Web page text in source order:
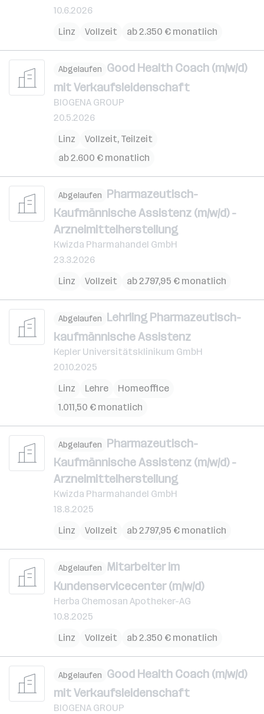
10.6.2026
Linz
Vollzeit ab 2.350 € monatlich
Abgelaufen Good Health Coach (m/w/d)
mit Verkaufsleidenschaft
BIOGENA GROUP
20.5.2026
Linz
Vollzeit, Teilzeit
ab 2.600 € monatlich
Abgelaufen Pharmazeutisch-
Kaufmännische Assistenz (m/w/d) -
Arzneimittelherstellung
Kwizda Pharmahandel GmbH
23.3.2026
Linz
Vollzeit ab 2.797,95 € monatlich
Abgelaufen Lehrling Pharmazeutisch-
kaufmännische Assistenz
Kepler Universitätsklinikum GmbH
20.10.2025
Linz
Lehre
Homeoffice
1.011,50 € monatlich
Abgelaufen Pharmazeutisch-
Kaufmännische Assistenz (m/w/d) -
Arzneimittelherstellung
Kwizda Pharmahandel GmbH
18.8.2025
Linz
Vollzeit ab 2.797,95 € monatlich
Abgelaufen Mitarbeiter im
Kundenservicecenter (m/w/d)
Herba Chemosan Apotheker-AG
10.8.2025
Linz
Vollzeit ab 2.350 € monatlich
Abgelaufen Good Health Coach (m/w/d)
mit Verkaufsleidenschaft
BIOGENA GROUP